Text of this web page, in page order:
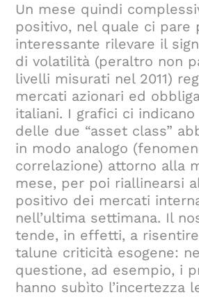
Un mese quindi
positivo, nel quale ci pare
interessante rilevare il
di volatilità (peraltro non
livelli misurati nel 2011)
mercati azionari ed
italiani. I grafici ci
delle due “asset class”
in modo analogo
correlazione) attorno alla
mese, per poi riallinearsi
positivo dei mercati
nell’ultima settimana. Il
tende, in effetti, a
talune criticità esogene:
questione, ad esempio, i
hanno subìto l’incertezza